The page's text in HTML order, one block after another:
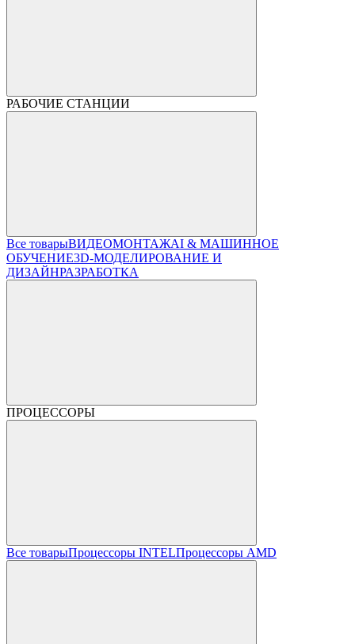
РАБОЧИЕ СТАНЦИИ
Все товарыВИДЕОМОНТАЖAI & МАШИННОЕ
ОБУЧЕНИЕ3D-МОДЕЛИРОВАНИЕ И
ДИЗАЙНРАЗРАБОТКА
ПРОЦЕССОРЫ
Все товарыПроцессоры INTELПроцессоры AMD